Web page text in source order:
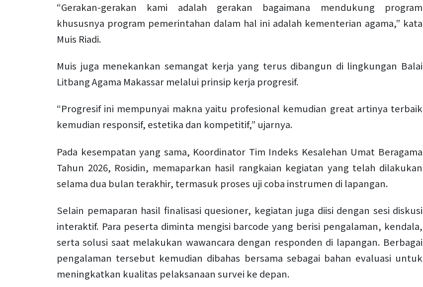
“Gerakan-gerakan kami adalah gerakan bagaimana mendukung program
khususnya program pemerintahan dalam hal ini adalah kementerian agama,” kata
Muis Riadi.
Muis juga menekankan semangat kerja yang terus dibangun di lingkungan Balai
Litbang Agama Makassar melalui prinsip kerja progresif.
“Progresif ini mempunyai makna yaitu profesional kemudian great artinya terbaik
kemudian responsif, estetika dan kompetitif,” ujarnya.
Pada kesempatan yang sama, Koordinator Tim Indeks Kesalehan Umat Beragama
Tahun 2026, Rosidin, memaparkan hasil rangkaian kegiatan yang telah dilakukan
selama dua bulan terakhir, termasuk proses uji coba instrumen di lapangan.
Selain pemaparan hasil finalisasi quesioner, kegiatan juga diisi dengan sesi diskusi
interaktif. Para peserta diminta mengisi barcode yang berisi pengalaman, kendala,
serta solusi saat melakukan wawancara dengan responden di lapangan. Berbagai
pengalaman tersebut kemudian dibahas bersama sebagai bahan evaluasi untuk
meningkatkan kualitas pelaksanaan survei ke depan.